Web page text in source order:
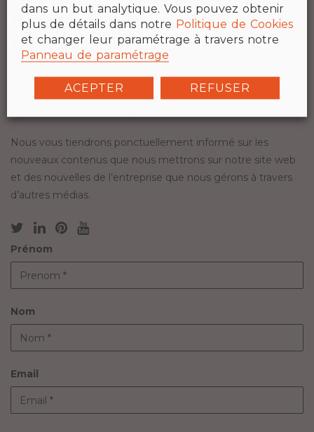
INSCRIVEZ-VOUS À NOTRE
NEWSLETTER.
Depuis Dynamobel, nous mettons à disposition des
professionnels du secteur des informations d’intérêt sur de
Nous vous tiendrons ponctuellement informé sur les
nouveaux contenus que nous mettrons sur notre site web
et des nouvelles de l’entreprise que nous gérons à travers
d’autres médias.
Prénom
Nom
Email
dans un but analytique. Vous pouvez obtenir
plus de détails dans notre Politique de Cookies
et changer leur paramétrage à travers notre
Panneau de paramétrage
ACEPTER REFUSER